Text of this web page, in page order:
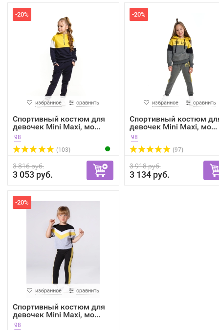
-20%
избранное сравнить
Спортивный костюм для
девочек Mini Maxi, мо...
98
(103)
3 816 руб.
3 053 руб.
-20%
избранное сравнить
Спортивный костюм
девочек Mini Maxi, мо...
98
(97)
3 918 руб.
3 134 руб.
-20%
избранное сравнить
Спортивный костюм для
девочек Mini Maxi, мо...
98